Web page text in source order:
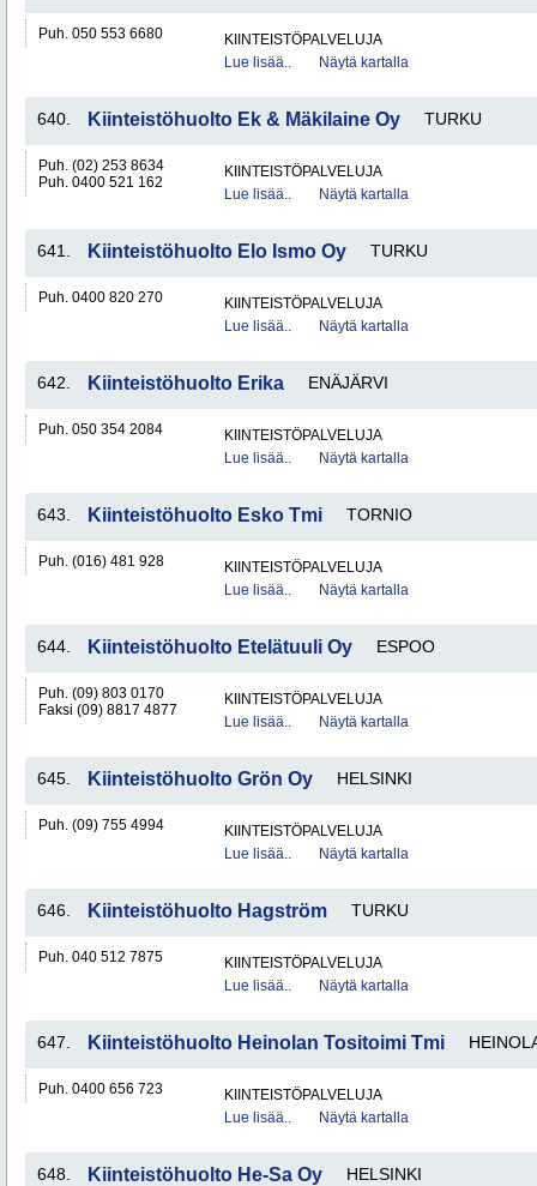
Puh. 050 553 6680
KIINTEISTÖPALVELUJA
Lue lisää..
Näytä kartalla
640. Kiinteistöhuolto Ek & Mäkilaine Oy TURKU
Puh. (02) 253 8634
Puh. 0400 521 162
KIINTEISTÖPALVELUJA
Lue lisää..
Näytä kartalla
641. Kiinteistöhuolto Elo Ismo Oy TURKU
Puh. 0400 820 270
KIINTEISTÖPALVELUJA
Lue lisää..
Näytä kartalla
642. Kiinteistöhuolto Erika ENÄJÄRVI
Puh. 050 354 2084
KIINTEISTÖPALVELUJA
Lue lisää..
Näytä kartalla
643. Kiinteistöhuolto Esko Tmi TORNIO
Puh. (016) 481 928
KIINTEISTÖPALVELUJA
Lue lisää..
Näytä kartalla
644. Kiinteistöhuolto Etelätuuli Oy ESPOO
Puh. (09) 803 0170
Faksi (09) 8817 4877
KIINTEISTÖPALVELUJA
Lue lisää..
Näytä kartalla
645. Kiinteistöhuolto Grön Oy HELSINKI
Puh. (09) 755 4994
KIINTEISTÖPALVELUJA
Lue lisää..
Näytä kartalla
646. Kiinteistöhuolto Hagström TURKU
Puh. 040 512 7875
KIINTEISTÖPALVELUJA
Lue lisää..
Näytä kartalla
647. Kiinteistöhuolto Heinolan Tositoimi Tmi
Puh. 0400 656 723
KIINTEISTÖPALVELUJA
Lue lisää..
Näytä kartalla
648. Kiinteistöhuolto He-Sa Oy HELSINKI